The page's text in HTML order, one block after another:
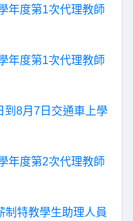
年度第1次代理教師
年度第1次代理教師
到8月7日交通車上學
年度第2次代理教師
制特教學生助理人員